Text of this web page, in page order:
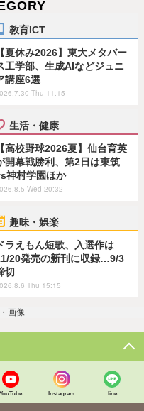
教育ICT
【夏休み2026】東大メタバー
工学部、生成AIなどジュニ
講座6選
Thu 11:15
生活・健康
【高校野球2026夏】仙台育英
開幕戦勝利、第2日は東筑
神村学園ほか
Wed 20:32
趣味・娯楽
ラえもん短歌、入選作は
20発売の新刊に収録…9/3
切
Thu 15:15
画像
YouTube Instagram line